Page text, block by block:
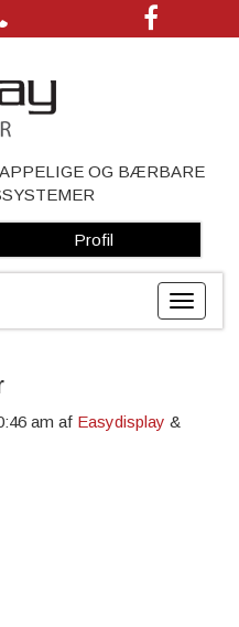
OG BÆRBARE
Profil
am af Easydisplay &